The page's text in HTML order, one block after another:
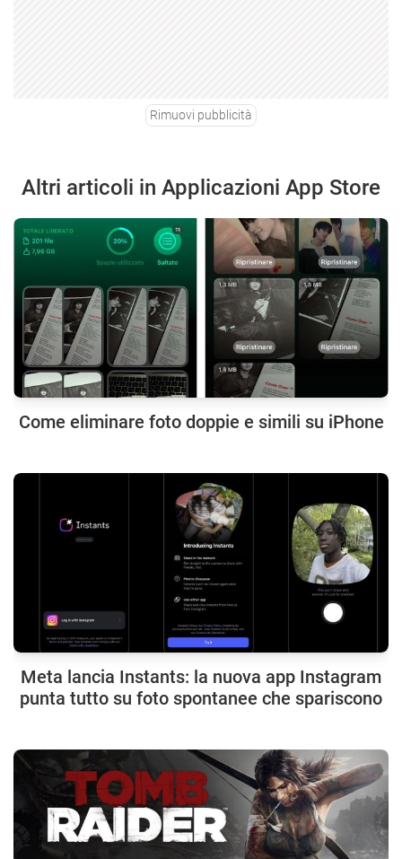
Rimuovi pubblicità
Altri articoli in Applicazioni App Store
Come eliminare foto doppie e simili su iPhone
Meta lancia Instants: la nuova app Instagram
punta tutto su foto spontanee che spariscono